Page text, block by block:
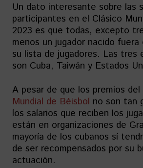
Un dato interesante sobre las
participantes en el Clásico
2023 es que todas, excepto
menos un jugador nacido fuera
su lista de jugadores. Las tres
son Cuba, Taiwán y Estados
A pesar de que los premios del
Mundial de Béisbol no son tan
los salarios que reciben los
están en organizaciones de
mayoría de los cubanos sí
de ser recompensados por su
actuación.